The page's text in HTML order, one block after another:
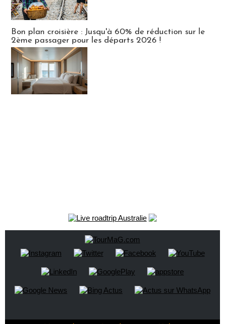
Bon plan croisière : Jusqu'à 60% de réduction sur le
2ème passager pour les départs 2026 !